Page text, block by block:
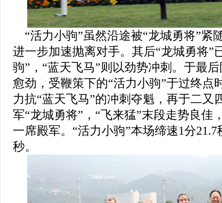
“活力小驹”虽然沿途被“龙城勇将”紧
进一步加速抛离对手。其后“龙城勇将”
驹”，“蓝天飞马”则以劲势冲刺。于最
愈劲，受鞭策下的“活力小驹”于过终点
力抗“蓝天飞马”的冲刺夺魁，再于二又
军“龙城勇将”，“飞来猛”末段走势良佳
一席殿军。“活力小驹”本场缔速1分
秒。